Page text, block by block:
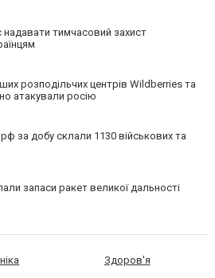
надавати тимчасовий захист
розподільчих центрів Wildberries та
атакували росію
за добу склали 1130 військових та
запаси ракет великої дальності
Здоров'я